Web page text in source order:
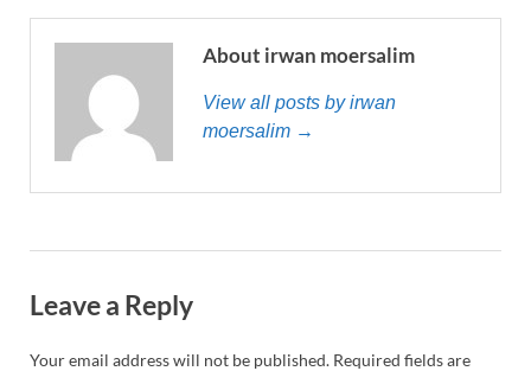
About irwan moersalim
View all posts by irwan
moersalim →
Leave a Reply
Your email address will not be published. Required fields are